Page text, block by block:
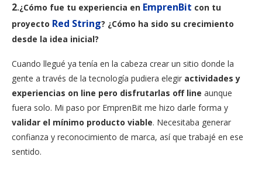
2.¿Cómo fue tu experiencia en EmprenBit con tu
proyecto Red String? ¿Cómo ha sido su crecimiento
desde la idea inicial?
Cuando llegué ya tenía en la cabeza crear un sitio donde la
gente a través de la tecnología pudiera elegir actividades y
experiencias on line pero disfrutarlas off line aunque
fuera solo. Mi paso por EmprenBit me hizo darle forma y
validar el mínimo producto viable. Necesitaba generar
confianza y reconocimiento de marca, así que trabajé en ese
sentido.